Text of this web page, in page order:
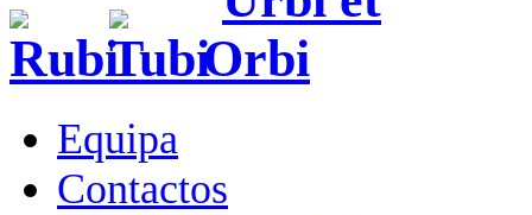
Equipa
Contactos